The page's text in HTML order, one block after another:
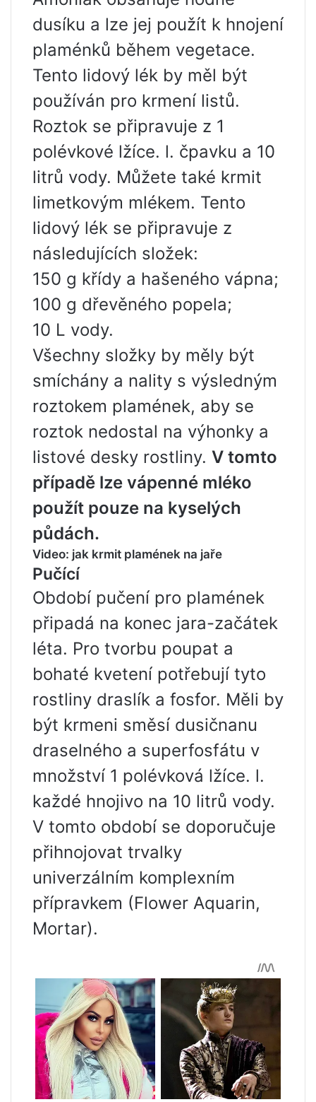
dusíku a lze jej použít k hnojení
plaménků během vegetace.
Tento lidový lék by měl být
používán pro krmení listů.
Roztok se připravuje z 1
polévkové lžíce. l. čpavku a 10
litrů vody. Můžete také krmit
limetkovým mlékem. Tento
lidový lék se připravuje z
následujících složek:
150 g křídy a hašeného vápna;
100 g dřevěného popela;
10 L vody.
Všechny složky by měly být
smíchány a nality s výsledným
roztokem plamének, aby se
roztok nedostal na výhonky a
listové desky rostliny. V tomto
případě lze vápenné mléko
použít pouze na kyselých
půdách.
Video: jak krmit plamének na jaře
Pučící
Období pučení pro plamének
připadá na konec jara-začátek
léta. Pro tvorbu poupat a
bohaté kvetení potřebují tyto
rostliny draslík a fosfor. Měli by
být krmeni směsí dusičnanu
draselného a superfosfátu v
množství 1 polévková lžíce. l.
každé hnojivo na 10 litrů vody.
V tomto období se doporučuje
přihnojovat trvalky
univerzálním komplexním
přípravkem (Flower Aquarin,
Mortar).